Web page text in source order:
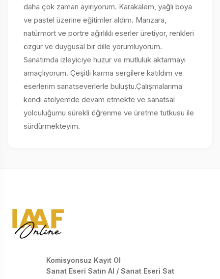
daha çok zaman ayırıyorum. Karakalem, yağlı boya
ve pastel üzerine eğitimler aldım. Manzara,
natürmort ve portre ağırlıklı eserler üretiyor, renkleri
özgür ve duygusal bir dille yorumluyorum.
Sanatımda izleyiciye huzur ve mutluluk aktarmayı
amaçlıyorum. Çeşitli karma sergilere katıldım ve
eserlerim sanatseverlerle buluştu.Çalışmalarıma
kendi atölyemde devam etmekte ve sanatsal
yolculuğumu sürekli öğrenme ve üretme tutkusu ile
sürdürmekteyim.
Komisyonsuz Kayıt Ol
Sanat Eseri Satın Al / Sanat Eseri Sat